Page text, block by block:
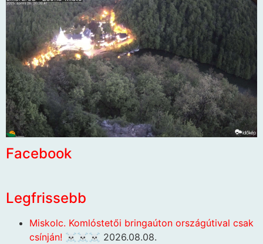
Facebook
Legfrissebb
Miskolc. Komlóstetői bringaúton országútival csak
csínján! ☠️☠️☠️ 2026.08.08.